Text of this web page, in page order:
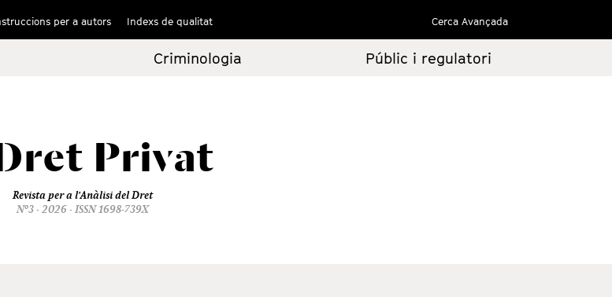
per a autors Indexs de qualitat Cerca Avançada
Criminologia Públic i regulatori
Privat
Revista per a l'Anàlisi del Dret
Nº3 - 2026 - ISSN 1698-739X